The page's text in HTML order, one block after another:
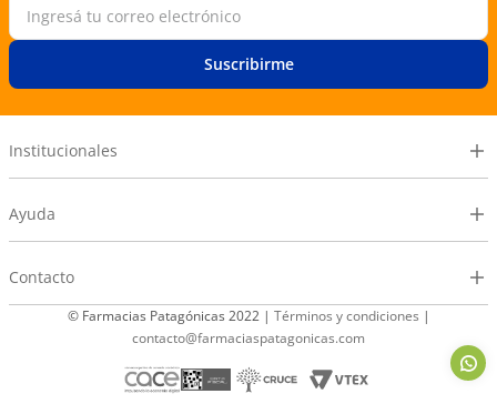
Suscribirme
Institucionales
Ayuda
Contacto
© Farmacias Patagónicas 2022 | Términos y condiciones |
contacto@farmaciaspatagonicas.com